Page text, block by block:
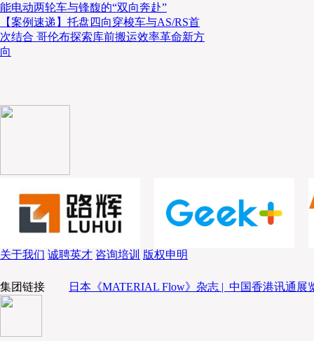
·安全停靠速度，避免碰撞伤害。
2. 系统安全控制
·配置安全PLC、安全光栅、急停按钮、防撞触边；
·经过EVT、SVT等研发验证环节，模拟和现场测试确保安全
·与
TÜV莱茵、ETL
等国际认证机构合作，取得ISO 3691-4、
等国际认证证书，确保符合全球法规标准。
4. 用户信息与培训
为客户提供详尽的用户手册、安全标识和培训，确保用户能
能电动两轮车与锋馥的“双向奔赴”
【案例速递】托盘四向穿梭车与AS/RS首
次结合 哥伦布探索库前搬运效率革命新方
向
关于我们 诚聘英才 咨询培训 版权申明
集团链接 日本《MATERIAL Flow》杂志 | 中国香港讯通展